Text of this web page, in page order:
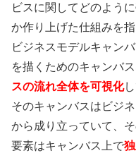
ビスに関してどのよう
か作り上げた仕組みを指
ビジネスモデルキャン
を描くためのキャンバ
スの流れ全体を可視化
そのキャンバスはビジ
から成り立っていて、
要素はキャンバス上で